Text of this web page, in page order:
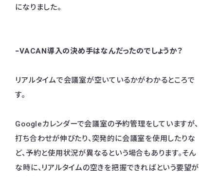
になりました。
−VACAN導入の決め手はなんだったのでしょうか？
リアルタイムで会議室が空いているかがわかるところで
す。
Googleカレンダーで会議室の予約管理をしていますが、
打ち合わせが伸びたり、突発的に会議室を使用したりな
ど、予約と使用状況が異なるという場合もあります。そん
な時に、リアルタイムの空きを把握できればという要望が